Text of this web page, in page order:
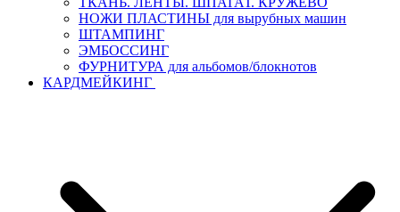
НОЖИ ПЛАСТИНЫ для вырубных машин
ШТАМПИНГ
ЭМБОССИНГ
ФУРНИТУРА для альбомов/блокнотов
КАРДМЕЙКИНГ